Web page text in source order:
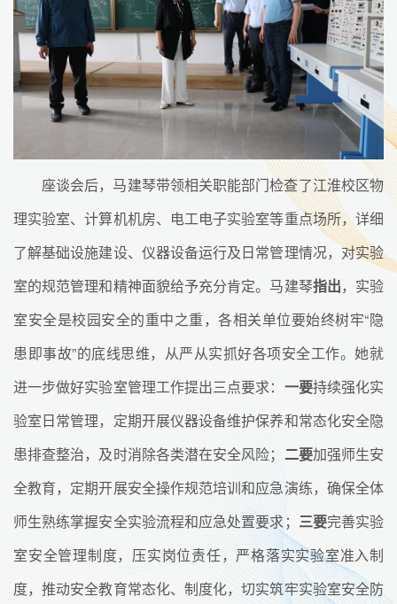
座谈会后，马建琴带领相关职能部门检查了江淮校区物
理实验室、计算机机房、电工电子实验室等重点场所，详细
了解基础设施建设、仪器设备运行及日常管理情况，对实验
室的规范管理和精神面貌给予充分肯定。马建琴指出，实验
室安全是校园安全的重中之重，各相关单位要始终树牢“隐
患即事故”的底线思维，从严从实抓好各项安全工作。她就
进一步做好实验室管理工作提出三点要求： 一要持续强化实
验室日常管理，定期开展仪器设备维护保养和常态化安全隐
患排查整治，及时消除各类潜在安全风险； 二要加强师生安
全教育，定期开展安全操作规范培训和应急演练，确保全体
师生熟练掌握安全实验流程和应急处置要求； 三要完善实验
室安全管理制度，压实岗位责任，严格落实实验室准入制
度，推动安全教育常态化、制度化，切实筑牢实验室安全防